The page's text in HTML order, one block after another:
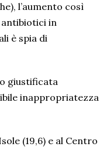
l’aumento così
in
è spia di
giustificata
inappropriatezza
(19,6) e al Centro